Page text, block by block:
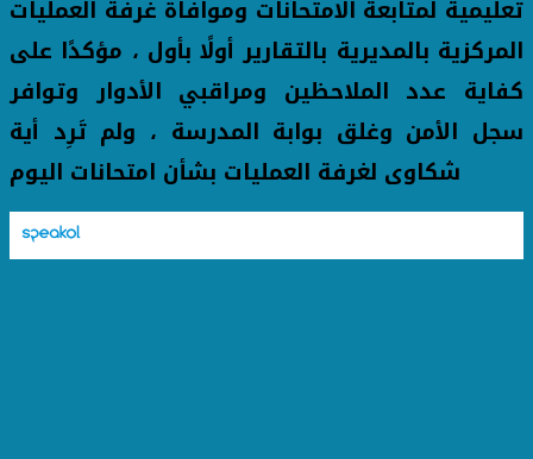
تعليمية لمتابعة الامتحانات وموافاة غرفة العمليات
المركزية بالمديرية بالتقارير أولًا بأول ، مؤكدًا على
كفاية عدد الملاحظين ومراقبي الأدوار وتوافر
سجل الأمن وغلق بوابة المدرسة ، ولم تَرِد أية
شكاوى لغرفة العمليات بشأن امتحانات اليوم